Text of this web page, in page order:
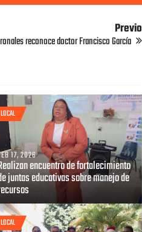
Previo
reconoce doctor Francisco García
LOCAL
17, 2026
encuentro de fortalecimiento
juntas educativas sobre manejo de
LOCAL